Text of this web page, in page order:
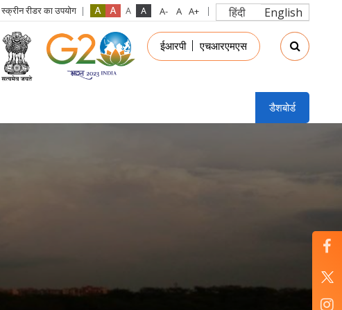
स्क्रीन रीडर का उपयोग हिंदी English
login
menu
ईआरपी एचआरएमएस
डैशबोर्ड